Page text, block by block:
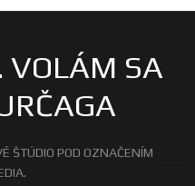
VOLÁM SA
ŠTÚDIO POD OZNAČENÍM